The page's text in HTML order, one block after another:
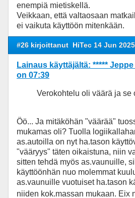
enempiä mietiskellä.
Veikkaan, että valtaosaan
ei vaikuta käyttöön mitenkään.
#26 kirjoittanut HiTec 14 Jun 2025
Lainaus käyttäjältä: *****
on 07:39
Verokohtelu oli väärä ja se
Öö... Ja mitäköhän "väärää"
mukamas oli? Tuolla
as.autoilla on nyt ha.tason
"vääryys" täten oikaistuna, niin
sitten tehdä myös as.vaunuille,
käyttöönhän nuo molemmat
as.vaunuille vuotuiset ha.tason
niiden kok.massan mukaan. Eix